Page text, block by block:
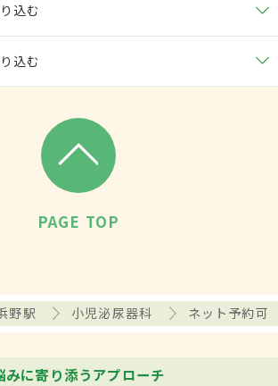
込む
込む
PAGE TOP
野駅 小児泌尿器科 ネット予約可
みに寄り添うアプローチ